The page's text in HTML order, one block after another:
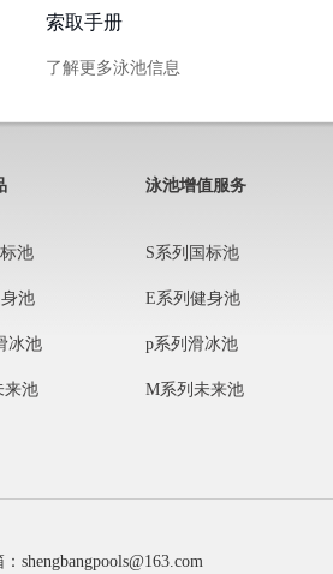
索取手册
了解更多泳池信息
池
池
冰池
来池
泳池增值服务
S系列国标池
E系列健身池
p系列滑冰池
M系列未来池